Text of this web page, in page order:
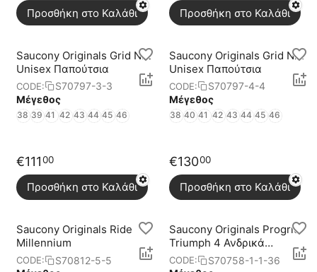
Προσθήκη στο Καλάθι Προσθήκη στο Καλάθι
Saucony Originals Grid Nxt
Unisex Παπούτσια
CODE:
S70797-3-3
Μέγεθος
38 39 41 42 43 44 45 46
€11100
Προσθήκη στο Καλάθι
Saucony Originals Grid Nxt
Unisex Παπούτσια
CODE:
S70797-4-4
Μέγεθος
38 40 41 42 43 44 45 46
€13000
Προσθήκη στο Καλάθι
Saucony Originals Ride
Millennium
CODE:
S70812-5-5
Saucony Originals Progrid
Triumph 4 Ανδρικά
Παπούτσια
CODE:
S70758-1-1-36